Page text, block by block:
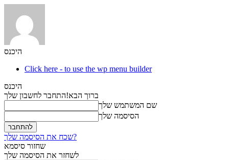
היכנס
Click here - to use the wp menu builder
היכנס
ברוך הבא!התחבר לחשבון שלך
שם המשתמש שלך
הסיסמה שלך
שכח את הסיסמה שלך?
שחזור סיסמא
לשחזר את הסיסמה שלך